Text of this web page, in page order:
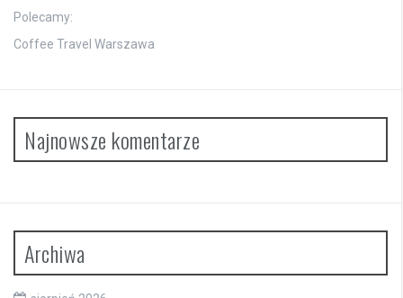
Polecamy:
Coffee Travel Warszawa
Najnowsze komentarze
Archiwa